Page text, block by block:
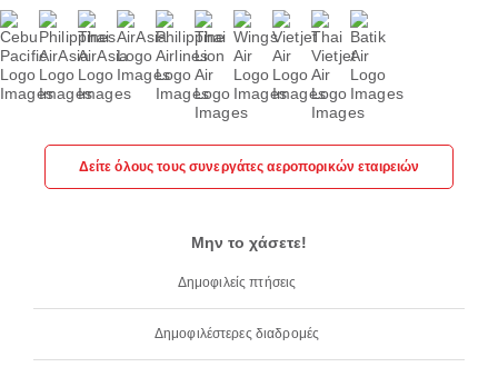
Δείτε όλους τους συνεργάτες αεροπορικών εταιρειών
Μην το χάσετε!
Δημοφιλείς πτήσεις
Δημοφιλέστερες διαδρομές